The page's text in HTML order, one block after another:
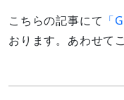
こちらの記事にて 「
おります。あわせて